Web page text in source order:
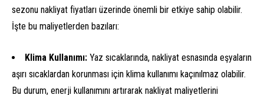
sezonu nakliyat fiyatları üzerinde önemli bir etkiye sahip olabilir.
İşte bu maliyetlerden bazıları:
Klima Kullanımı: Yaz sıcaklarında, nakliyat esnasında eşyaların
aşırı sıcaklardan korunması için klima kullanımı kaçınılmaz olabilir.
Bu durum, enerji kullanımını artırarak nakliyat maliyetlerini